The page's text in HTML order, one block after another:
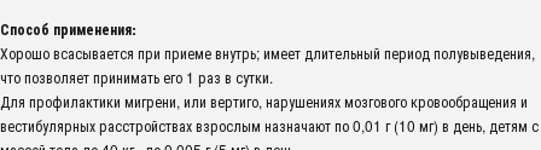
Способ применения:
Хорошо всасывается при приеме внутрь; имеет длительный период полувыведения,
что позволяет принимать его 1 раз в сутки.
Для профилактики мигрени, или вертиго, нарушениях мозгового кровообращения и
вестибулярных расстройствах взрослым назначают по 0,01 г (10 мг) в день, детям с